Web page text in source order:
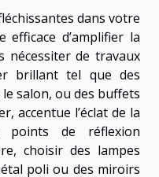
dans votre
d’amplifier la
nécessiter de travaux
brillant tel que des
salon, ou des buffets
accentue l’éclat de la
points de réflexion
choisir des lampes
poli ou des miroirs